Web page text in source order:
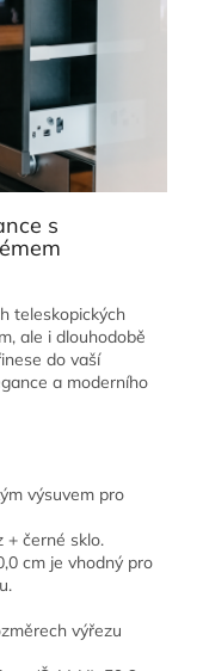
s
teleskopických
ale i dlouhodobě
do vaší
a moderního
výsuvem pro
+ černé sklo.
cm je vhodný pro
výřezu